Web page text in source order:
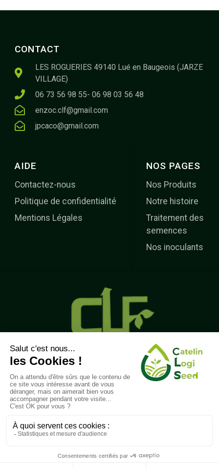
Catelin Logi Fert vous propose une sélection de
semences hybrides adaptées à vos besoins, une
gamme d’inoculants pour légumineuses, ainsi que des
solutions efficaces de lutte contre les ravageurs
NOS PAGES
Nos Produits
Notre histoire
Traitement des
semences
Nos inoculants
AIDE
Contactez-nous
Politique de confidentialité
Mentions Légales
CONTACT
LES ROGUERIES 49140 Lué en Baugeois (JARZE
VILLAGE)
06 73 56 98 55- 06 98 03 56 48
enzoc.clf@gmail.com
jpcaco@gmail.com